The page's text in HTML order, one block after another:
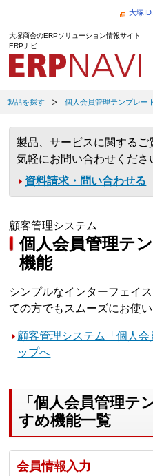
大塚ID
大塚商会のERPソリューション情報サイト
ERPナビ
製品を探す 個人会員管理テンプレー
製品、サービスに関する
気軽にお問い合わせくださ
資料請求・問い合わせる
顧客管理システム
個人会員管理テ
機能
シンプルなインターフェイ
ての方でもスムーズにお使い
顧客管理システム「個人
ップへ
「個人会員管理テ
すめ機能一覧
会員情報入力